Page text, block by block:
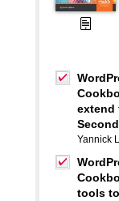
extend
Yannick
tools